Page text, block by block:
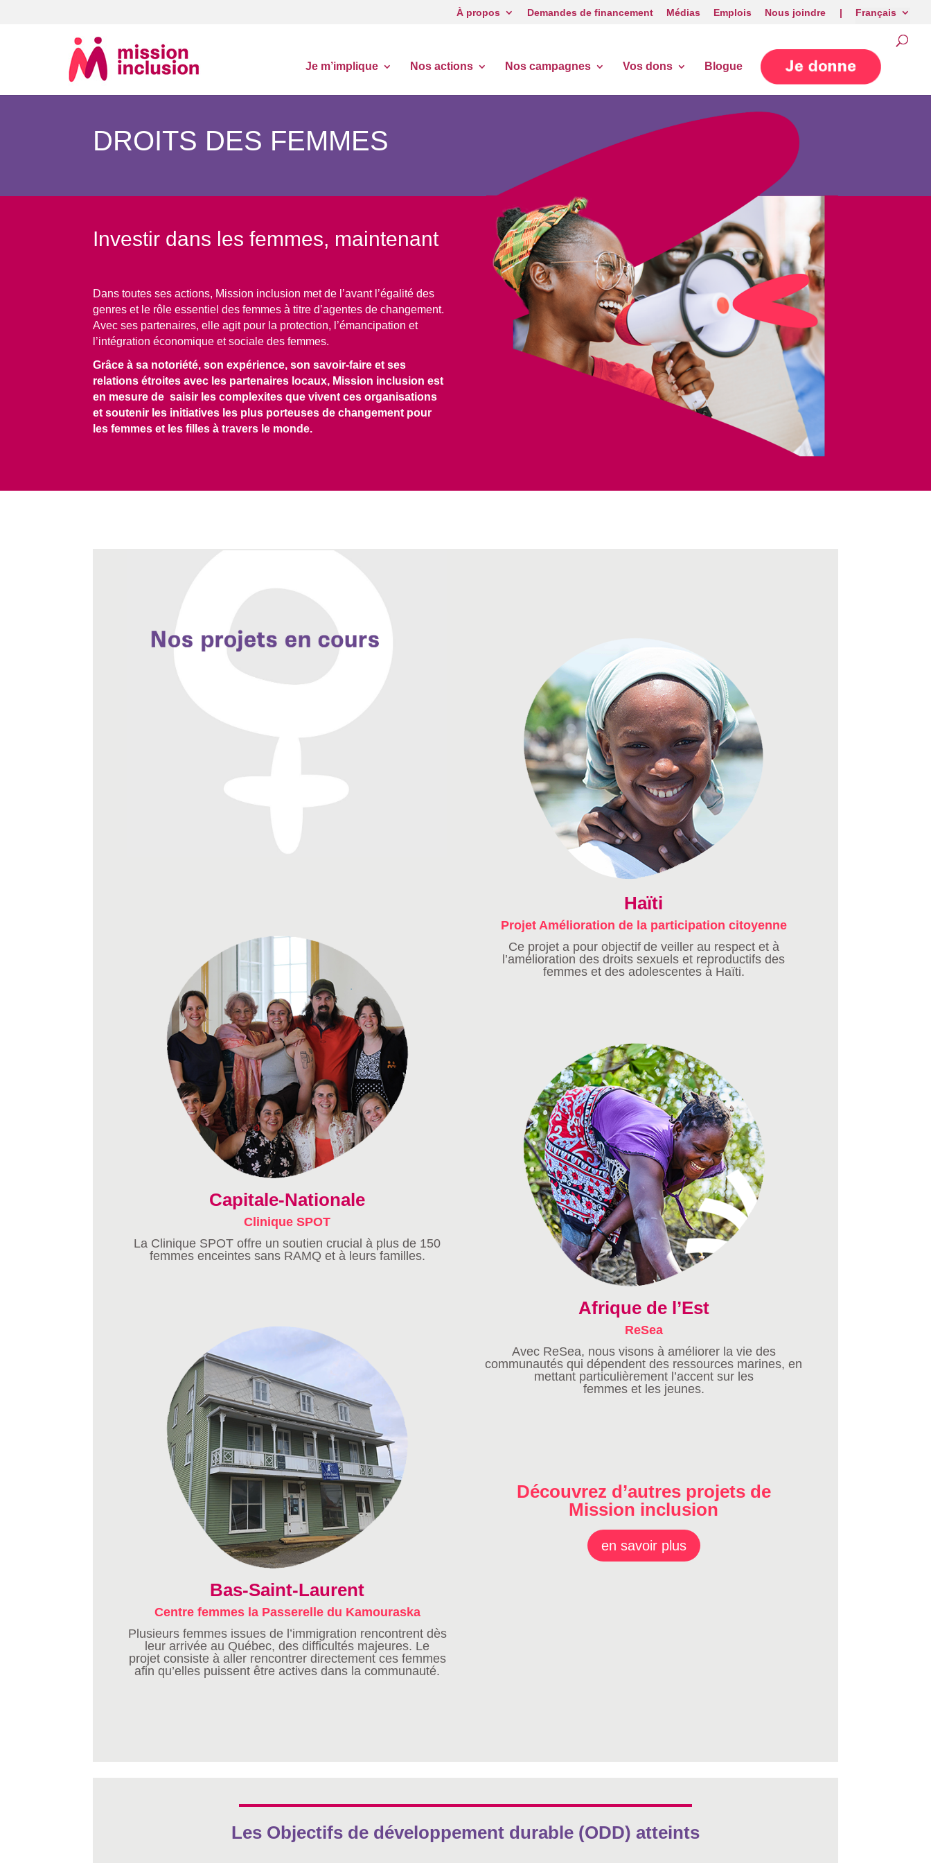
À propos Demandes de financement Médias Emplois Nous joindre | Français
Je m’implique Nos actions Nos campagnes Vos dons Blogue
DROITS DES FEMMES
Investir dans les femmes, maintenant
Dans toutes ses actions, Mission inclusion met de l’avant l’égalité des
genres et le rôle essentiel des femmes à titre d’agentes de changement.
Avec ses partenaires, elle agit pour la protection, l’émancipation et
l’intégration économique et sociale des femmes.
Grâce à sa notoriété, son expérience, son savoir-faire et ses
relations étroites avec les partenaires locaux, Mission inclusion est
en mesure de saisir les complexites que vivent ces organisations
et soutenir les initiatives les plus porteuses de changement pour
les femmes et les filles à travers le monde.
Capitale-Nationale
Clinique SPOT
La Clinique SPOT offre un soutien crucial à plus de 150
femmes enceintes sans RAMQ et à leurs familles.
Bas-Saint-Laurent
Centre femmes la Passerelle du Kamouraska
Plusieurs femmes issues de l’immigration rencontrent dès
leur arrivée au Québec, des difficultés majeures. Le
projet consiste à aller rencontrer directement ces femmes
afin qu’elles puissent être actives dans la communauté.
Haïti
Projet Amélioration de la participation citoyenne
Ce projet a pour objectif de veiller au respect et à
l’amélioration des droits sexuels et reproductifs des
femmes et des adolescentes à Haïti.
Afrique de l’Est
ReSea
Avec ReSea, nous visons à améliorer la vie des
communautés qui dépendent des ressources marines, en
mettant particulièrement l’accent sur les
femmes et les jeunes.
Découvrez d’autres projets de
Mission inclusion
en savoir plus
Les Objectifs de développement durable (ODD) atteints